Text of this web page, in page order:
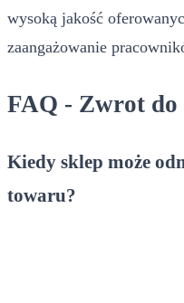
wysoką jakość
zaangażowanie
FAQ - Zwrot do
Kiedy sklep może
towaru?